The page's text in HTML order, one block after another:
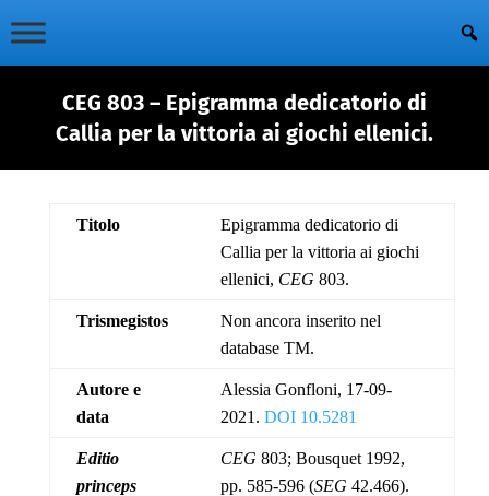
CEG 803 – Epigramma dedicatorio di
Callia per la vittoria ai giochi ellenici.
Titolo
Epigramma dedicatorio di
Callia per la vittoria ai giochi
ellenici, CEG 803.
Trismegistos
Non ancora inserito nel
database TM.
Autore e
data
Alessia Gonfloni, 17-09-
2021. DOI 10.5281
Editio
princeps
CEG 803; Bousquet 1992,
pp. 585-596 (SEG 42.466).